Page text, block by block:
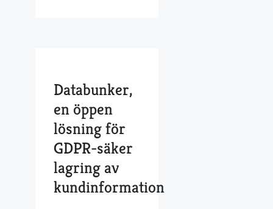
Databunker,
en öppen
lösning för
GDPR-säker
lagring av
kundinformation